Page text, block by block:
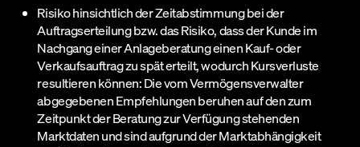
Risiko hinsichtlich der Zeitabstimmung bei der
Auftragserteilung bzw. das Risiko, dass der Kunde im
Nachgang einer Anlageberatung einen Kauf- oder
Verkaufsauftrag zu spät erteilt, wodurch Kursverluste
resultieren können: Die vom Vermögensverwalter
abgegebenen Empfehlungen beruhen auf den zum
Zeitpunkt der Beratung zur Verfügung stehenden
Marktdaten und sind aufgrund der Marktabhängigkeit